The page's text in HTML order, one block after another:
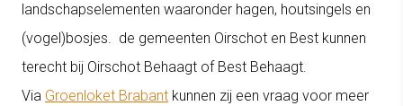
landschapselementen waaronder hagen, houtsingels en
(vogel)bosjes. de gemeenten Oirschot en Best kunnen
terecht bij Oirschot Behaagt of Best Behaagt.
Via Groenloket Brabant kunnen zij een vraag voor meer